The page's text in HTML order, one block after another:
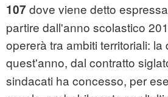
107 dove viene detto
partire dall'anno scolastico
opererà tra ambiti territoriali:
quest'anno, dal contratto
sindacati ha concesso, per